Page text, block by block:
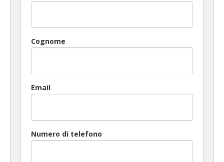
Cognome
Email
Numero di telefono